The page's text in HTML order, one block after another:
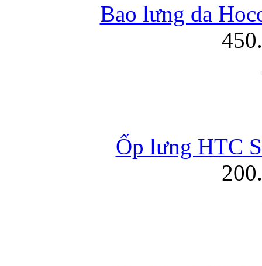
Bao lưng da
Ốp lưng HTC